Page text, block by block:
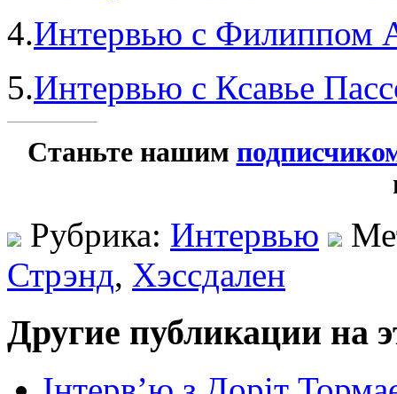
4.Интервью с Филиппом
5.Интервью с Ксавье
Станьте нашим
Рубрика: Интервью
Стрэнд, Хэссдален
Другие публикации на